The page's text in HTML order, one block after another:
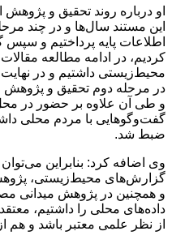
او درباره روند تحقیق و
این مستند سال‌ها و در چند
اطلاعات پایه پرداختیم و
کردیم، در ادامه مطالعه
محیط‌زیستی داشتیم و در
در مرحله دوم تحقیق و پژوهش
و طی آن علاوه بر حضور در
گفت‌وگوهایی با مردم محلی
ضبط شد.
وی اضافه کرد: بنابراین
گزارش‌های محیط‌زیستی،
و همچنین در پژوهش میدانی
داده‌های محلی را داشتیم،
از نظر علمی معتبر باشد و هم